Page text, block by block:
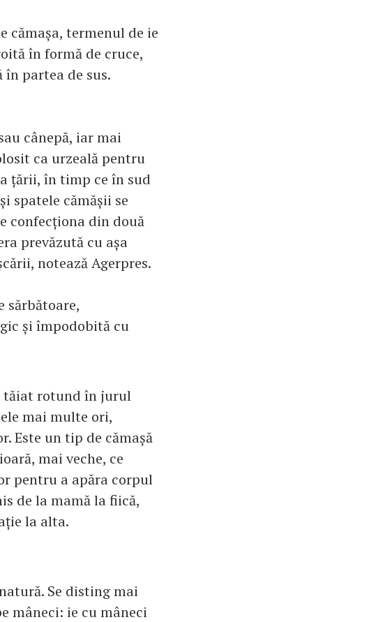
cămașa, termenul de ie
în formă de cruce,
partea de sus.
cânepă, iar mai
ca urzeală pentru
țării, în timp ce în sud
spatele cămășii se
confecționa din două
prevăzută cu așa
notează Agerpres.
sărbătoare,
și împodobită cu
tăiat rotund în jurul
mai multe ori,
Este un tip de cămașă
mai veche, ce
pentru a apăra corpul
de la mamă la fiică,
la alta.
Se disting mai
mâneci: ie cu mâneci